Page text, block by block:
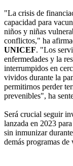
"La crisis de
capacidad para
niños y niñas
conflictos," ha
UNICEF. "Los
enfermedades y la
interrumpidos en
vividos durante la
permitirnos perder
prevenibles", ha
Será crucial seguir
lanzada en 2023
sin inmunizar
demás programas